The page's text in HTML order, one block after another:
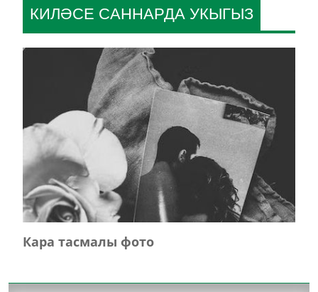
КИЛӘСЕ САННАРДА УКЫГЫЗ
Кара тасмалы фото